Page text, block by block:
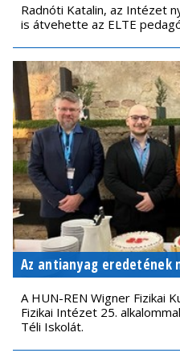
Radnóti Katalin, az Intézet
is átvehette az ELTE
Az antianyag eredetének
A HUN-REN Wigner Fizikai
Fizikai Intézet 25.
Téli Iskolát.